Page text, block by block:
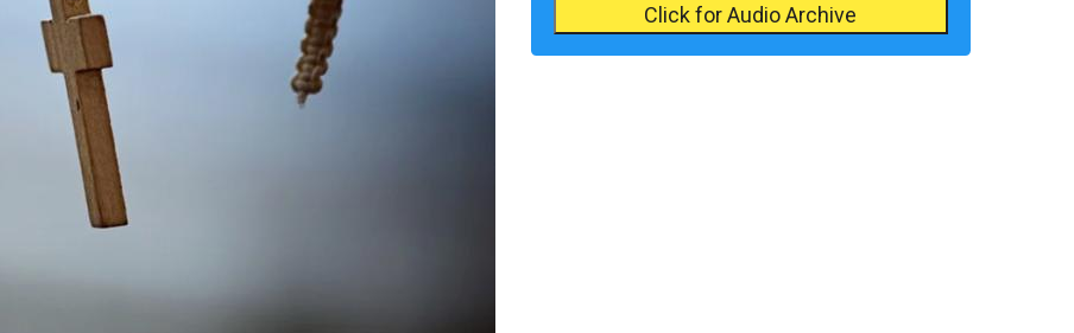
Click for Audio Archive